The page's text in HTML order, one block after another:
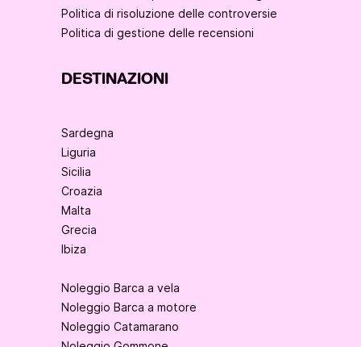
Politica di risoluzione delle controversie
Politica di gestione delle recensioni
DESTINAZIONI
Sardegna
Liguria
Sicilia
Croazia
Malta
Grecia
Ibiza
Noleggio Barca a vela
Noleggio Barca a motore
Noleggio Catamarano